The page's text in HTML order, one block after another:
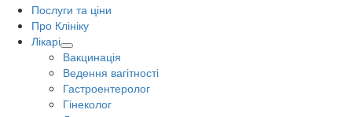
Послуги та ціни
Про Клініку
Лікарі
Вакцинація
Ведення вагітності
Гастроентеролог
Гінеколог